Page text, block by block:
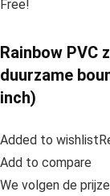
Free!
Rainbow PVC
duurzame
inch)
Added to
Add to compare
We volgen de